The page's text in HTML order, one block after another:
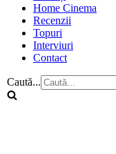
Home Cinema
Recenzii
Topuri
Interviuri
Contact
Caută...